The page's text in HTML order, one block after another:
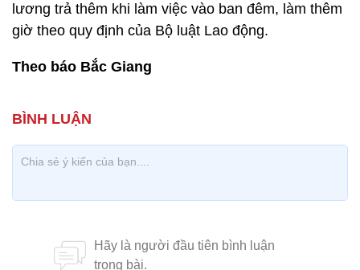
lương trả thêm khi làm việc vào ban đêm, làm thêm
giờ theo quy định của Bộ luật Lao động.
Theo báo Bắc Giang